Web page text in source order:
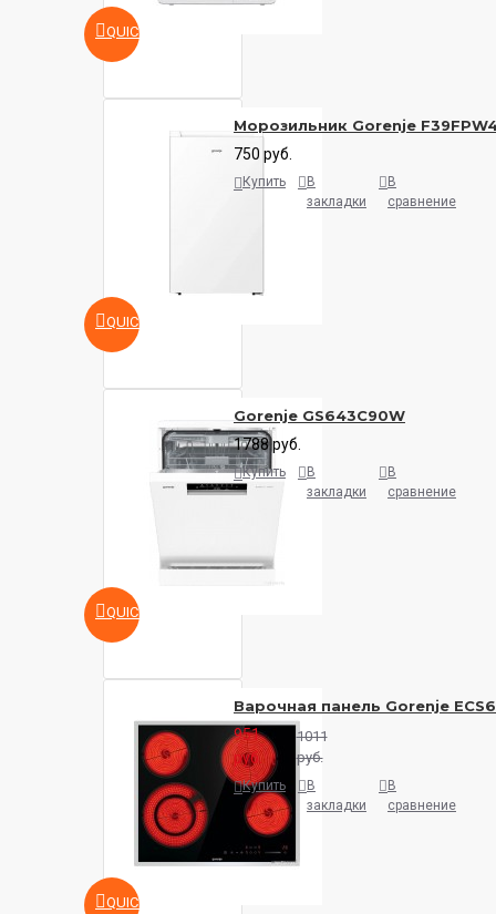
QUICKVIEW
QUICKVIEW
Морозильник Gorenje
750 руб.
Купить
В
закладки
В
сравнение
QUICKVIEW
Gorenje GS643C90W
1788 руб.
Купить
В
закладки
В
сравнение
QUICKVIEW
Варочная панель Gorenje
951
руб.
1011
руб.
Купить
В
закладки
В
сравнение